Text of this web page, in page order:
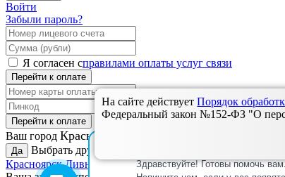
Здравствуйте! Готовы помочь
Войти
Забыли пароль?
Я согласен справилами оплаты услуг связи
Перейти к оплате
Перейти к оплате
Ваш город Красноярск?
Да
Выбрать другой:
Красноярск Дивногорск Зеленогорск Назарово Ужур,
На сайте действуетПорядок
Федеральный закон №152-ФЗ "О